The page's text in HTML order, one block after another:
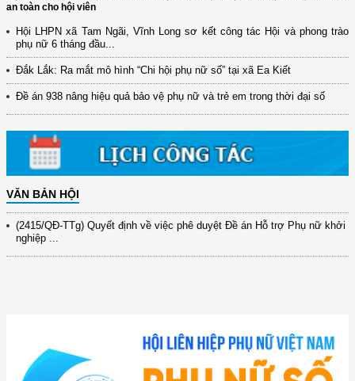
an toàn cho hội viên
Hội LHPN xã Tam Ngãi, Vĩnh Long sơ kết công tác Hội và phong trào
phụ nữ 6 tháng đầu...
Đắk Lắk: Ra mắt mô hình “Chi hội phụ nữ số” tại xã Ea Kiết
Đề án 938 nâng hiệu quả bảo vệ phụ nữ và trẻ em trong thời đại số
VĂN BẢN HỘI
(12/TB-HĐKH) V/v đăng ký, đề xuất nhiệm vụ Khoa học, công nghệ và
đổi mới ...
(898/KH/ĐCT) Kế hoạch thực hiện Quyết định số 2415/QĐ-TTg ngày
(417/QĐ-BNNMT) Quyết định phê duyệt Chương trình mục tiêu quốc gia
xây dựng ...
(891/KH-ĐCT) Kế hoạch thực hiện Nghị quyết số 72-NQ/TW ngày
9/9/2025 của Bộ ...
(2415/QĐ-TTg) Quyết định về việc phê duyệt Đề án Hỗ trợ Phụ nữ khởi
nghiệp ...